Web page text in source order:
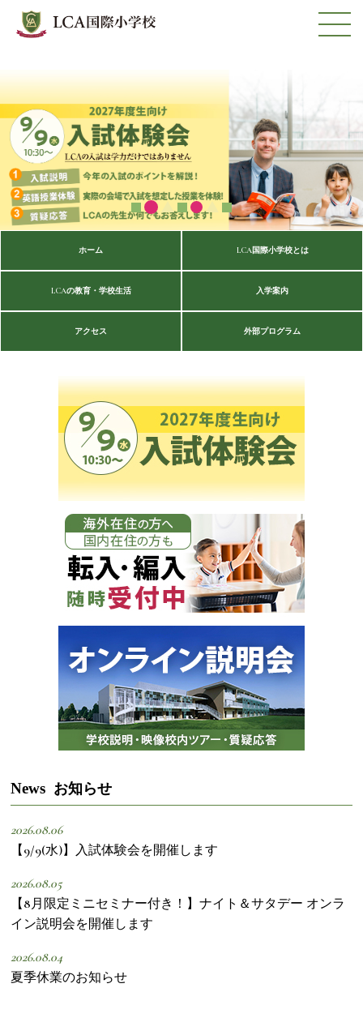
ホーム LCA国際小学校とは
LCAの教育・学校生活 入学案内
アクセス 外部プログラム
News お知らせ
2026.08.06
【9/9(水)】入試体験会を開催します
2026.08.05
【8月限定ミニセミナー付き！】ナイト＆サタデー オンラ
イン説明会を開催します
2026.08.04
夏季休業のお知らせ